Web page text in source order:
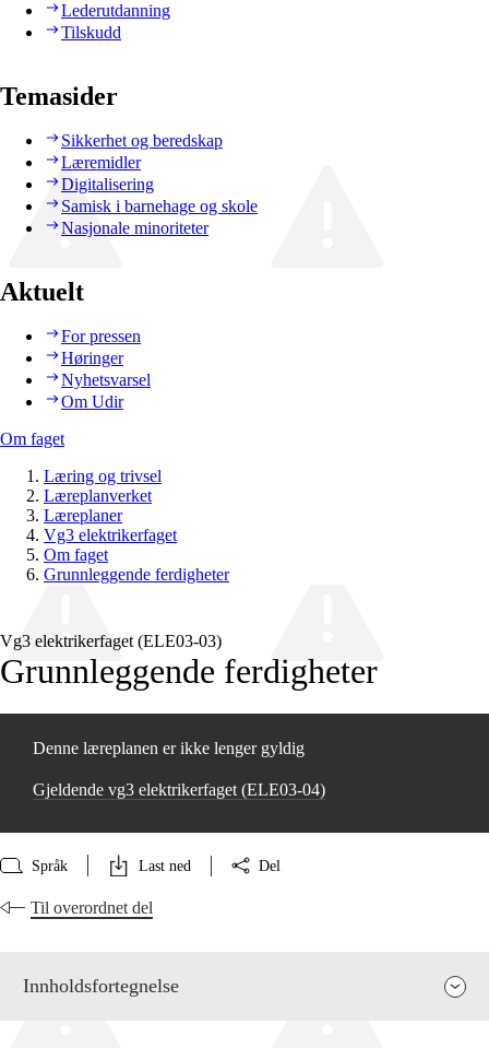
Lederutdanning
Tilskudd
Temasider
Sikkerhet og beredskap
Læremidler
Digitalisering
Samisk i barnehage og skole
Nasjonale minoriteter
Aktuelt
For pressen
Høringer
Nyhetsvarsel
Om Udir
Om faget
Læring og trivsel
Læreplanverket
Læreplaner
Vg3 elektrikerfaget
Om faget
Grunnleggende ferdigheter
Vg3 elektrikerfaget (ELE03‑03)
Grunnleggende ferdigheter
Denne læreplanen er ikke lenger gyldig
Gjeldende vg3 elektrikerfaget (ELE03‑04)
Språk Last ned Del
Til overordnet del
Innholdsfortegnelse